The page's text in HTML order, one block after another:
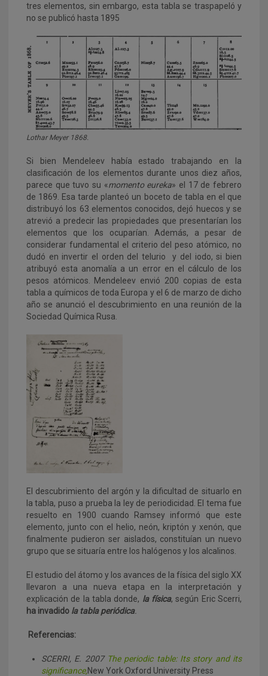
tres elementos, sin embargo, esta tabla se traspapeló y
no se publicó hasta 1895
Lothar Meyer 1868.
Si bien Mendeleev había estado trabajando en la
clasificación de los elementos durante unos diez años,
parece que tuvo su «momento eureka» el 17 de febrero
de 1869. Esa tarde planteó un boceto de tabla en el que
distribuyó los 63 elementos conocidos, dejó huecos y se
atrevió a predecir las propiedades que presentarían los
elementos que los ocuparían. Además, a pesar de
considerar fundamental el criterio del peso atómico, no
dudó en invertir el orden del telurio y del iodo, si bien
atribuyó esta anomalía a un error en el cálculo de los
pesos atómicos. Mendeleev envió 200 copias de esta
tabla a químicos de toda Europa y el 6 de marzo de dicho
año se anunció el descubrimiento en una reunión de la
Sociedad Química Rusa.
El descubrimiento del argón y la dificultad de situarlo en
la tabla, puso a prueba la ley de periodicidad. El tema fue
resuelto en 1900 cuando Ramsey informó que este
elemento, junto con el helio, neón, kriptón y xenón, que
finalmente pudieron ser aislados, constituían un nuevo
grupo que se situaría entre los halógenos y los alcalinos.
El estudio del átomo y los avances de la física del siglo XX
llevaron a una nueva etapa en la interpretación y
explicación de la tabla donde, la física, según Eric Scerri,
ha invadido la tabla periódica.
Referencias:
SCERRI, E. 2007 The periodic table: Its story and its
significance,New York Oxford University Press